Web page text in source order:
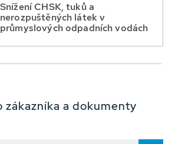
Snížení CHSK, tuků a
nerozpuštěných látek v
průmyslových odpadních vodách
zákazníka a dokumenty